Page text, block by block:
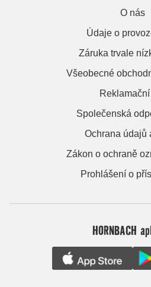
O nás
Údaje o
Záruka trvale
Všeobecné
Reklamační
Společenská
Ochrana údajů
Zákon o ochraně
Prohlášení o
HORNBACH